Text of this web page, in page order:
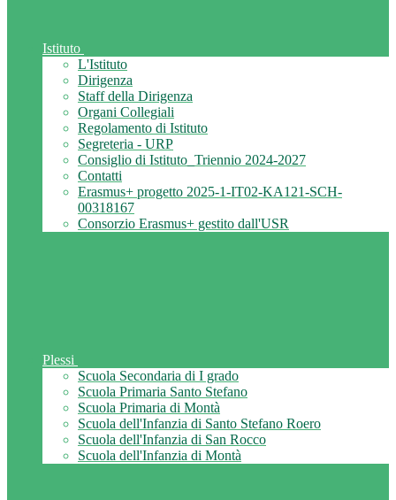
Istituto
L'Istituto
Dirigenza
Staff della Dirigenza
Organi Collegiali
Regolamento di Istituto
Segreteria - URP
Consiglio di Istituto_Triennio 2024-2027
Contatti
Erasmus+ progetto 2025-1-IT02-KA121-SCH-
00318167
Consorzio Erasmus+ gestito dall'USR
Plessi
Scuola Secondaria di I grado
Scuola Primaria Santo Stefano
Scuola Primaria di Montà
Scuola dell'Infanzia di Santo Stefano Roero
Scuola dell'Infanzia di San Rocco
Scuola dell'Infanzia di Montà